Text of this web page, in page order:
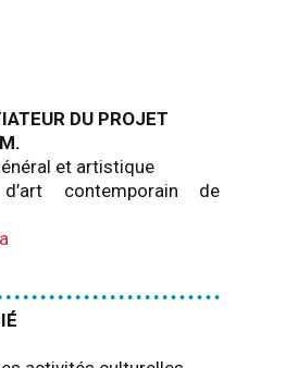
DU PROJET
et artistique
contemporain de